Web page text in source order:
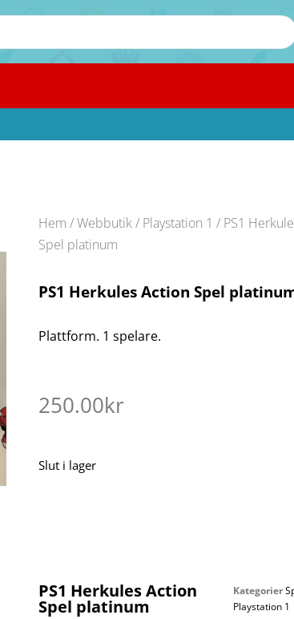
Hem /Webbutik/ Playstation 1 / PS1
Spel platinum
PS1 Herkules Action Spel
Plattform. 1 spelare.
250.00kr
Slut i lager
PS1 Herkules Action
Spel platinum
Kategorier
Playstation 1